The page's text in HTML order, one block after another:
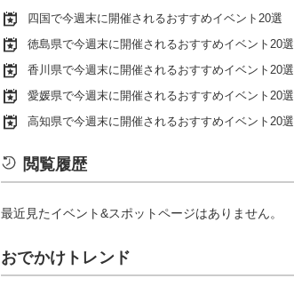
四国で今週末に開催されるおすすめイベント20選
徳島県で今週末に開催されるおすすめイベント20選
香川県で今週末に開催されるおすすめイベント20選
愛媛県で今週末に開催されるおすすめイベント20選
高知県で今週末に開催されるおすすめイベント20選
閲覧履歴
最近見たイベント&スポットページはありません。
おでかけトレンド